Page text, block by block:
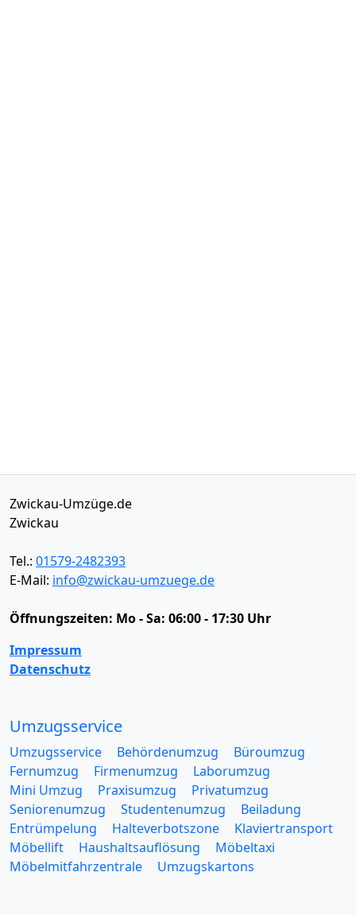
Zwickau-Umzüge.de
Zwickau
Tel.: 01579-2482393
E-Mail: info@zwickau-umzuege.de
Öffnungszeiten: Mo - Sa: 06:00 - 17:30 Uhr
Impressum
Datenschutz
Umzugsservice
Umzugsservice Behördenumzug
Büroumzug
Fernumzug
Firmenumzug
Laborumzug
Mini Umzug
Praxisumzug
Privatumzug
Seniorenumzug
Studentenumzug
Beiladung
Entrümpelung
Halteverbotszone
Klaviertransport
Möbellift
Haushaltsauflösung
Möbeltaxi
Möbelmitfahrzentrale
Umzugskartons